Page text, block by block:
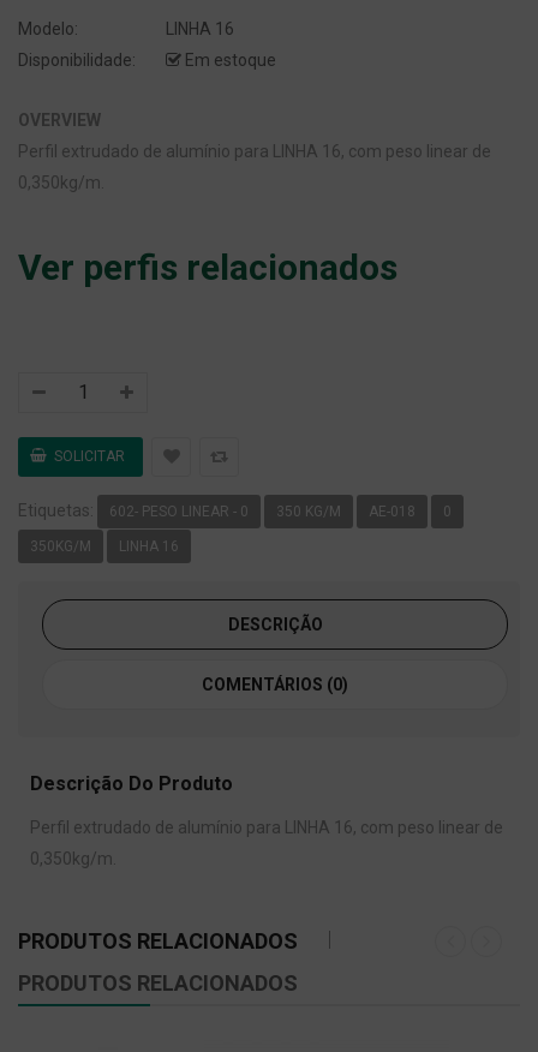
Modelo:
LINHA 16
Disponibilidade:
Em estoque
OVERVIEW
Perfil extrudado de alumínio para LINHA 16, com peso linear de
0,350kg/m.
Ver perfis relacionados
Etiquetas: 602- PESO LINEAR - 0 350 KG/M AE-018 0
350KG/M LINHA 16
DESCRIÇÃO
COMENTÁRIOS (0)
Descrição Do Produto
Perfil extrudado de alumínio para LINHA 16, com peso linear de
0,350kg/m.
PRODUTOS RELACIONADOS
PRODUTOS RELACIONADOS